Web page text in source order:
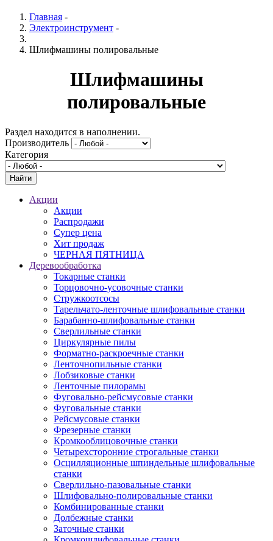
Главная -
Электроинструмент -
Шлифмашины полировальные
Шлифмашины
полировальные
Раздел находится в наполнении.
Производитель
Категория
Акции
Акции
Распродажи
Супер цена
Хит продаж
ЧЕРНАЯ ПЯТНИЦА
Деревообработка
Токарные станки
Торцовочно-усовочные станки
Стружкоотсосы
Тарельчато-ленточные шлифовальные станки
Барабанно-шлифовальные станки
Сверлильные станки
Циркулярные пилы
Форматно-раскроечные станки
Ленточнопильные станки
Лобзиковые станки
Ленточные пилорамы
Фуговально-рейсмусовые станки
Фуговальные станки
Рейсмусовые станки
Фрезерные станки
Кромкооблицовочные станки
Четырехсторонние строгальные станки
Осцилляционные шпиндельные шлифовальные
станки
Сверлильно-пазовальные станки
Шлифовально-полировальные станки
Комбинированные станки
Долбежные станки
Заточные станки